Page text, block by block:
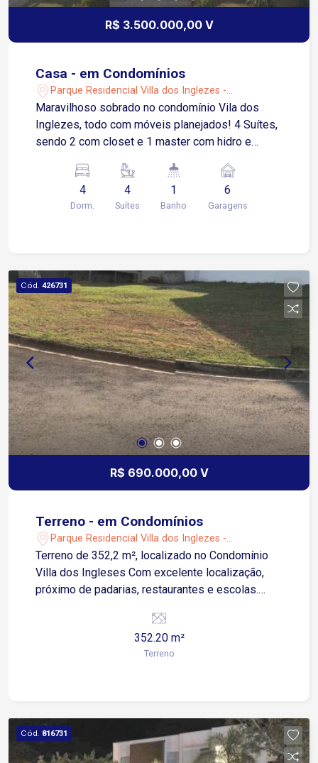
R$ 3.500.000,00 V
Casa - em Condomínios
Parque Residencial Villa dos Inglezes -
Sorocaba/SP
Maravilhoso sobrado no condomínio Vila dos
Inglezes, todo com móveis planejados! 4 Suítes,
sendo 2 com closet e 1 master com hidro e
estar completa Sala de jantar completa Sala de tv
completa Copa e dispensa Cozinha completa
Lavabo Área de serviço Espaço gourmet com
cobertas * Estuda permuta por imóvel de menor
valor em Sorocaba ou São Paulo como parte do
pagamento!
4
Dorm.
4
Suítes
1
Banho
6
Garagens
Cód. 426731
R$ 690.000,00 V
Terreno - em Condomínios
Parque Residencial Villa dos Inglezes -
Sorocaba/SP
Terreno de 352,2 m², localizado no Condomínio
Villa dos Ingleses Com excelente localização,
próximo de padarias, restaurantes e escolas.
farmácias, rede de fast food e supermercados.
352.20 m²
Terreno
Cód. 816731